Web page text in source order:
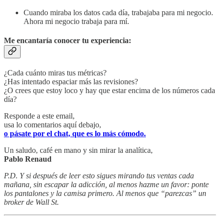
Cuando miraba los datos cada día, trabajaba para mi negocio.
Ahora mi negocio trabaja para mí.
Me encantaría conocer tu experiencia:
¿Cada cuánto miras tus métricas?
¿Has intentado espaciar más las revisiones?
¿O crees que estoy loco y hay que estar encima de los números cada
día?
Responde a este email,
usa lo comentarios aquí debajo,
o pásate por el chat, que es lo más cómodo.
Un saludo, café en mano y sin mirar la analítica,
Pablo Renaud
P.D. Y si después de leer esto sigues mirando tus ventas cada
mañana, sin escapar la adicción, al menos hazme un favor: ponte
los pantalones y la camisa primero. Al menos que “parezcas” un
broker de Wall St.